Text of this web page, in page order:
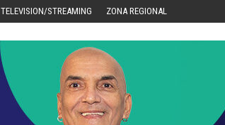
TELEVISION/STREAMING ZONA REGIONAL